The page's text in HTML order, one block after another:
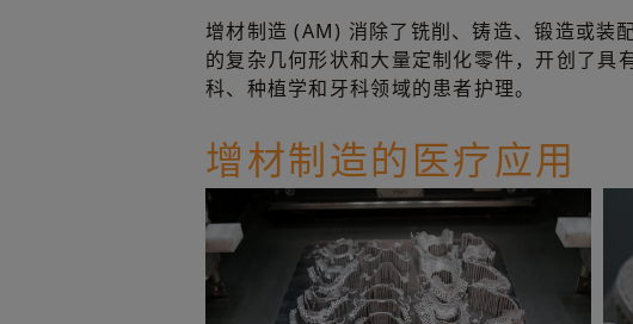
增材制造 (AM) 消除了铣削、铸造、锻造或装
的复杂几何形状和大量定制化零件，开创了具
科、种植学和牙科领域的患者护理。
增材制造的医疗应用